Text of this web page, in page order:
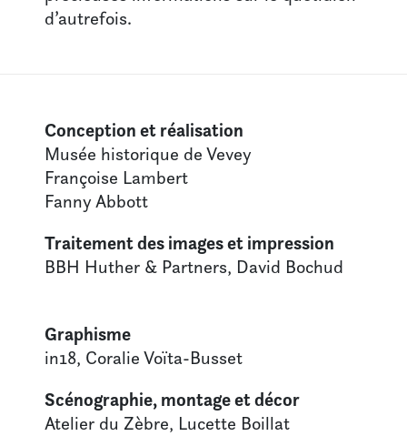
d’autrefois.
Conception et réalisation
Musée historique de Vevey
Françoise Lambert
Fanny Abbott
Traitement des images et impression
BBH Huther & Partners, David Bochud
Graphisme
in18, Coralie Voïta-Busset
Scénographie, montage et décor
Atelier du Zèbre, Lucette Boillat